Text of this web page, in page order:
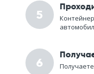
5
6